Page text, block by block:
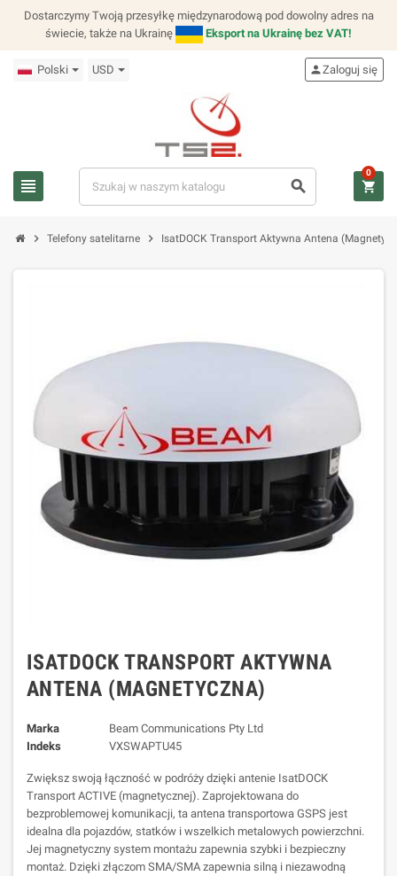
Dostarczymy Twoją przesyłkę międzynarodową pod dowolny adres na
świecie, także na Ukrainę
Eksport na Ukrainę bez VAT!
Polski USD
view_headline search
personZaloguj się
shopping_cart
0
chevron_right Telefony satelitarne chevron_right IsatDOCK Transport Aktywna Antena
ISATDOCK TRANSPORT AKTYWNA
ANTENA (MAGNETYCZNA)
Marka
Beam Communications Pty Ltd
Indeks
VXSWAPTU45
Zwiększ swoją łączność w podróży dzięki antenie IsatDOCK
Transport ACTIVE (magnetycznej). Zaprojektowana do
bezproblemowej komunikacji, ta antena transportowa GSPS jest
idealna dla pojazdów, statków i wszelkich metalowych powierzchni.
Jej magnetyczny system montażu zapewnia szybki i bezpieczny
montaż. Dzięki złączom SMA/SMA zapewnia silną i niezawodną